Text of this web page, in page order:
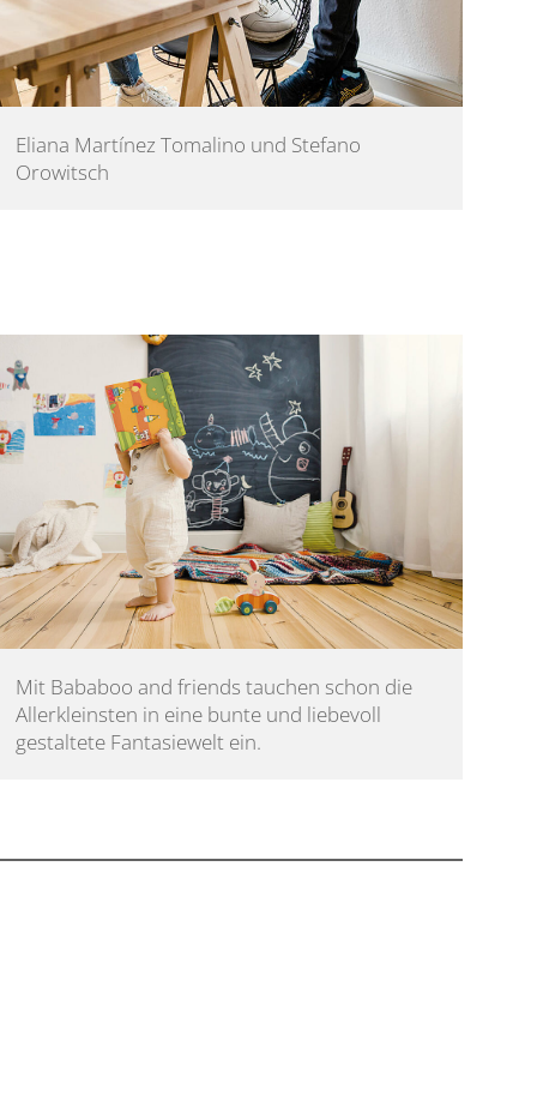
Eliana Martínez Tomalino und Stefano
Orowitsch
Mit Bababoo and friends tauchen schon die
Allerkleinsten in eine bunte und liebevoll
gestaltete Fantasiewelt ein.